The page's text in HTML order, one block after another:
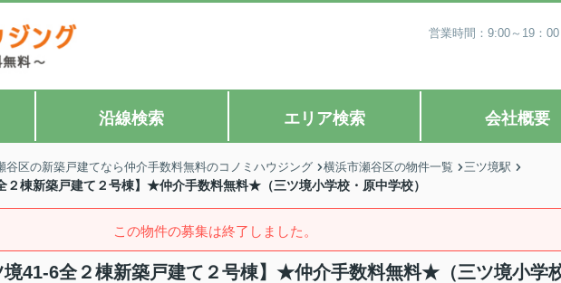
営業時間：9:00～19：
沿線検索 エリア検索 会社概要
谷区の新築戸建てなら仲介手数料無料のコノミハウジング 横浜市瀬谷区の物件一覧 三ツ境駅
２棟新築戸建て２号棟】★仲介手数料無料★（三ツ境小学校・原中学校）
この物件の募集は終了しました。
境41-6全２棟新築戸建て２号棟】★仲介手数料無料★（三ツ境小学